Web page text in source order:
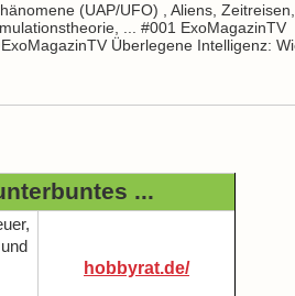
(UAP/UFO) , Aliens, Zeitreisen,
... #001 ExoMagazinTV
Überlegene Intelligenz:
...
hobbyrat.de/